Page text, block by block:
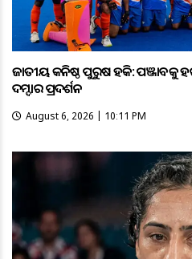
ଜାତୀୟ କନିଷ୍ଠ ପୁରୁଷ ହକି: ପଞ୍ଜାବକୁ
ଦମ୍ଦାର ପ୍ରଦର୍ଶନ
August 6, 2026 | 10:11 PM